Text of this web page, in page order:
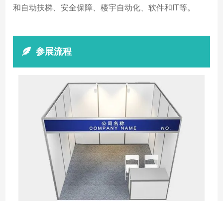
和自动扶梯、安全保障、楼宇自动化、软件和IT等。
参展流程